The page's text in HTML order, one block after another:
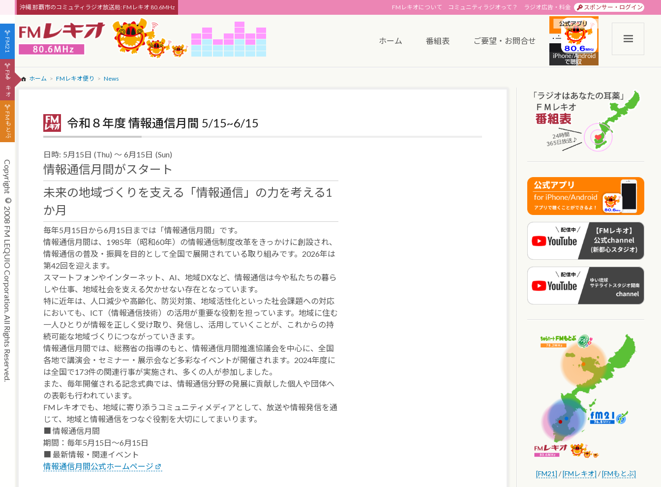
沖縄 那覇市のコミュティラジオ放送局: FMレキオ 80.6MHz スポンサー・ログイン
ラジオ広告・料金
コミュニティラジオって？
FMレキオについて
ホーム 番組表 ご要望・お問合せ
ホーム FMレキオ便り News
令和８年度 情報通信月間 5/15~6/15
日時: 5月15日 (Thu) ～ 6月15日 (Sun)
情報通信月間がスタート
未来の地域づくりを支える「情報通信」の力を考える1
か月
毎年5月15日から6月15日までは「情報通信月間」です。
情報通信月間は、1985年（昭和60年）の情報通信制度改革をきっかけに創設され、
情報通信の普及・振興を目的として全国で展開されている取り組みです。2026年は
第42回を迎えます。
スマートフォンやインターネット、AI、地域DXなど、情報通信は今や私たちの暮ら
しや仕事、地域社会を支える欠かせない存在となっています。
特に近年は、人口減少や高齢化、防災対策、地域活性化といった社会課題への対応
においても、ICT（情報通信技術）の活用が重要な役割を担っています。地域に住む
一人ひとりが情報を正しく受け取り、発信し、活用していくことが、これからの持
続可能な地域づくりにつながっていきます。
情報通信月間では、総務省の指導のもと、情報通信月間推進協議会を中心に、全国
各地で講演会・セミナー・展示会など多彩なイベントが開催されます。2024年度に
は全国で173件の関連行事が実施され、多くの人が参加しました。
また、毎年開催される記念式典では、情報通信分野の発展に貢献した個人や団体へ
の表彰も行われています。
FMレキオでも、地域に寄り添うコミュニティメディアとして、放送や情報発信を通
じて、地域と情報通信をつなぐ役割を大切にしてまいります。
■ 情報通信月間
期間：毎年5月15日～6月15日
■ 最新情報・関連イベント
情報通信月間公式ホームページ
[FM21] /[FMレキオ] /[FMもとぶ]
FM21
FMレキオ
FMもとぶ
Copyright © 2008 FM LEQUIO Corporation. All Rights Reserved.